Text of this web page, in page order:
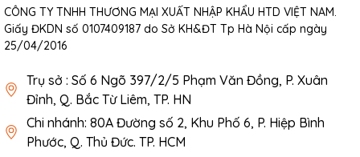
CÔNG TY TNHH THƯƠNG MẠI XUẤT NHẬP KHẨU HTD VIỆT NAM.
Giấy ĐKDN số 0107409187 do Sở KH&ĐT Tp Hà Nội cấp ngày
25/04/2016
Trụ sở : Số 6 Ngõ 397/2/5 Phạm Văn Đồng, P. Xuân
Đỉnh, Q. Bắc Từ Liêm, TP. HN
Chi nhánh: 80A Đường số 2, Khu Phố 6, P. Hiệp Bình
Phước, Q. Thủ Đức. TP. HCM